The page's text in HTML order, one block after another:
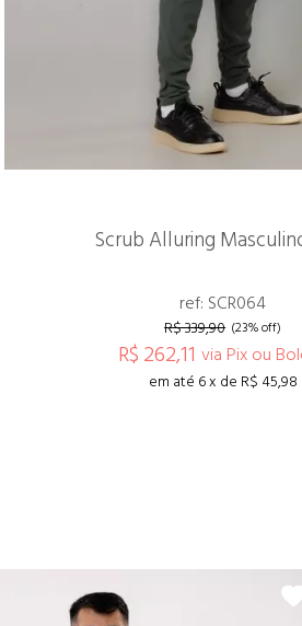
Scrub Alluring
ref: SCR064
R$ 339,90 (23% off)
R$ 262,11 via Pix ou
em até 6 x de R$ 45,98